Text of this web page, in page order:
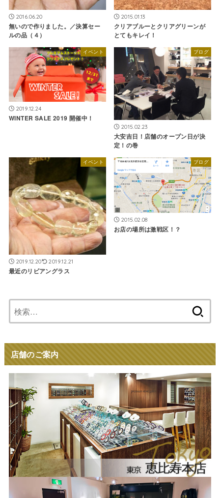
2016.06.20
無いので作りました。／決算セー
ルの品（４）
2015.01.13
クリアブルーとクリアグリーンが
とてもキレイ！
イベント
2019.12.24
WINTER SALE 2019 開催中！
ブログ
2015.02.23
大安吉日！店舗のオープン日が決
定！の巻
イベント
2019.12.20 2019.12.21
最近のリビアングラス
ブログ
2015.02.08
お店の場所は激戦区！？
索:
店舗のご案内